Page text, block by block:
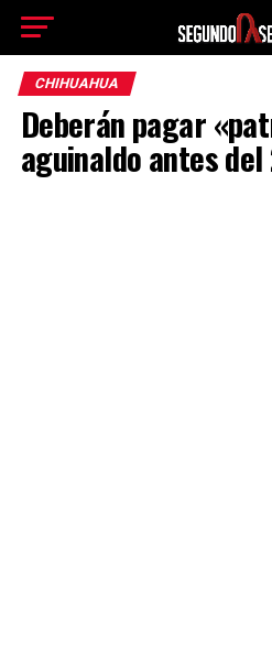
CHIHUAHUA
Deberán pagar
aguinaldo antes